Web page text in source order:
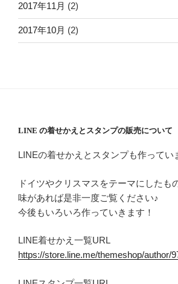
2017年11月 (2)
2017年10月 (2)
LINE の着せかえとスタンプの販売について
LINEの着せかえとスタンプも作ってい
ドイツやクリスマスをテーマにしたも
味があれば是非一度ご覧ください♪
今後もいろいろ作っていきます！
LINE着せかえ一覧URL
https://store.line.me/themeshop/author/